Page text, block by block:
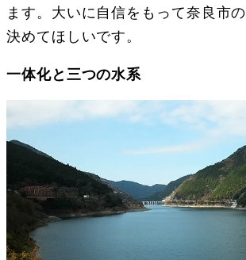
ます。大いに自信をもって奈良市
決めてほしいです。
一体化と三つの水系